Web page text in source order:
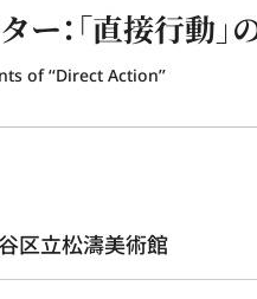
ー：「直接行動」
of ‘‘Direct Action’’
区立松濤美術館